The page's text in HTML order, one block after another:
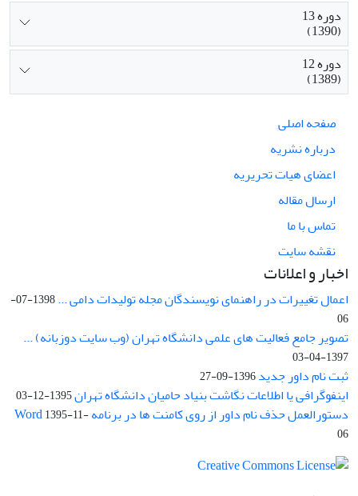
دوره 13
(1390)
دوره 12
(1389)
صفحه اصلی
درباره نشریه
اعضای هیات تحریریه
ارسال مقاله
تماس با ما
نقشه سایت
اخبار و اعلانات
اعمال تغییرات در راهنمای نویسندگان مجله تولیدات دامی ...
1398-07-
06
تصویر جامع فعالیت های علمی دانشگاه تهران (وب سایت دوزبانه) ...
1397-04-03
ثبت نام داور جدید1396-09-27
اینفوگرافی یا اطلاعات نگاشت بنیاد حامیان دانشگاه تهران1395-12-03
دستورالعمل حذف نام داور از روی کامنت ها در برنامه Word1395-11-
06